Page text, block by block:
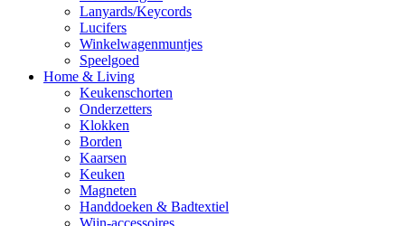
Lanyards/Keycords
Lucifers
Winkelwagenmuntjes
Speelgoed
Home & Living
Keukenschorten
Onderzetters
Klokken
Borden
Kaarsen
Keuken
Magneten
Handdoeken & Badtextiel